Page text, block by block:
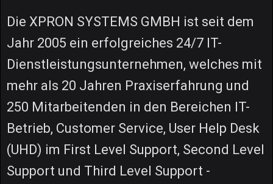
Die XPRON SYSTEMS GMBH ist seit dem
Jahr 2005 ein erfolgreiches 24/7 IT-
Dienstleistungsunternehmen, welches mit
mehr als 20 Jahren Praxiserfahrung und
250 Mitarbeitenden in den Bereichen IT-
Betrieb, Customer Service, User Help Desk
(UHD) im First Level Support, Second Level
Support und Third Level Support -